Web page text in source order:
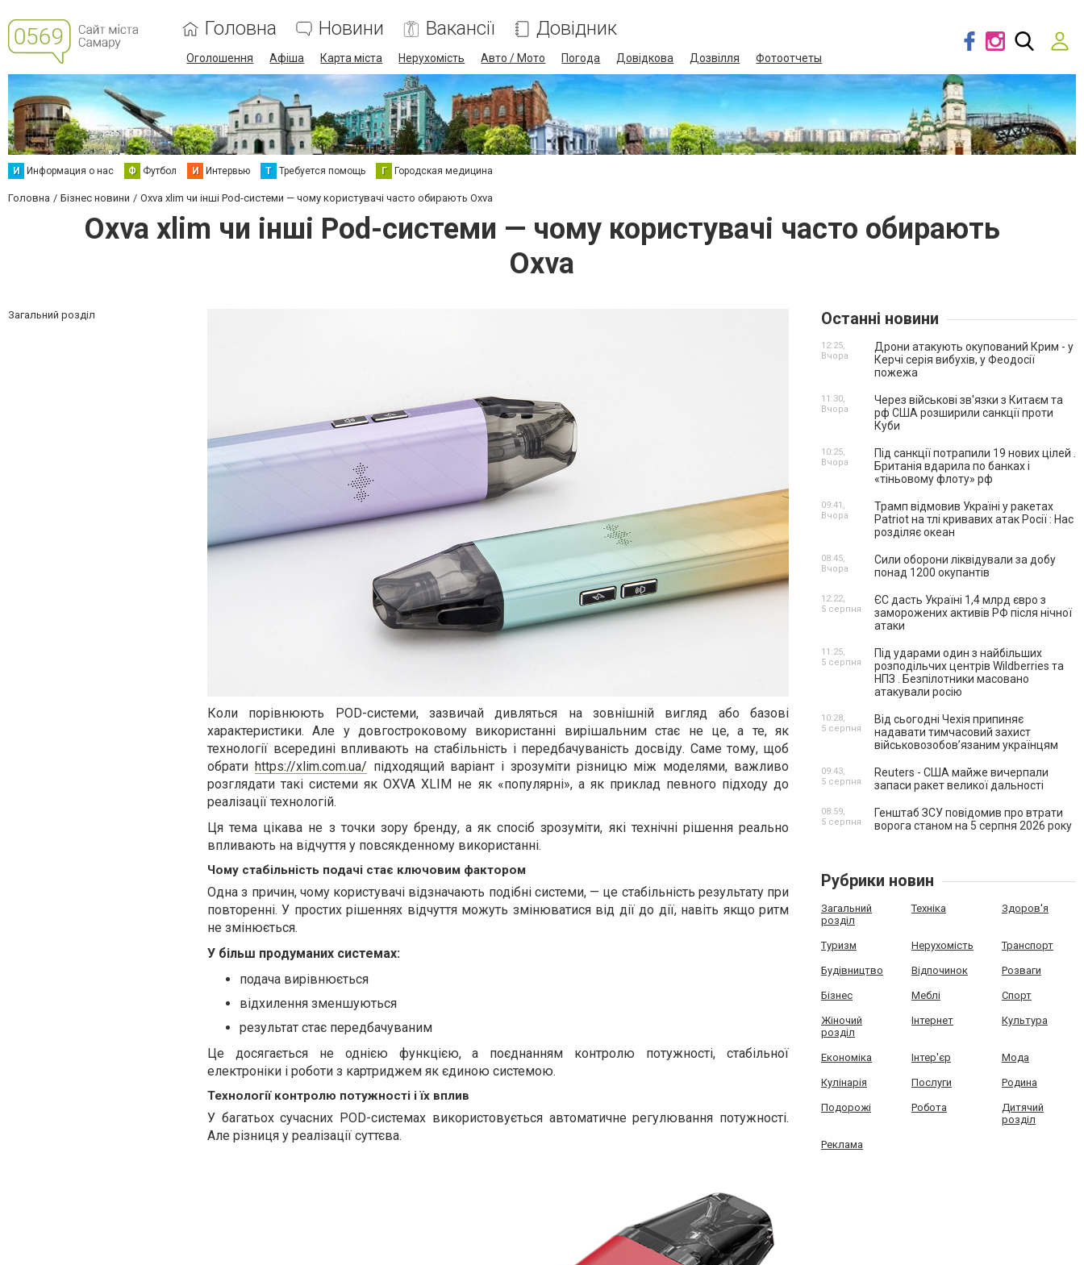
Головна Новини Вакансії Довідник
Оголошення Афіша Карта міста Нерухомість Авто / Мото Погода Довідкова Дозвілля Фотоотчеты
И Информация о нас Ф Футбол И Интервью Т Требуется помощь Г Городская медицина
Головна Бізнес новини Oxva xlim чи інші Pod-системи — чому користувачі часто обирають Oxva
Oxva xlim чи інші Pod-системи — чому користувачі часто обирають
Oxva
Загальний розділ
Коли порівнюють POD-системи, зазвичай дивляться на зовнішній вигляд або базові
характеристики. Але у довгостроковому використанні вирішальним стає не це, а те, як
технології всередині впливають на стабільність і передбачуваність досвіду. Саме тому, щоб
обрати https://xlim.com.ua/ підходящий варіант і зрозуміти різницю між моделями, важливо
розглядати такі системи як OXVA XLIM не як «популярні», а як приклад певного підходу до
реалізації технологій.
Ця тема цікава не з точки зору бренду, а як спосіб зрозуміти, які технічні рішення реально
впливають на відчуття у повсякденному використанні.
Чому стабільність подачі стає ключовим фактором
Одна з причин, чому користувачі відзначають подібні системи, — це стабільність результату при
повторенні. У простих рішеннях відчуття можуть змінюватися від дії до дії, навіть якщо ритм
не змінюється.
У більш продуманих системах:
подача вирівнюється
відхилення зменшуються
результат стає передбачуваним
Це досягається не однією функцією, а поєднанням контролю потужності, стабільної
електроніки і роботи з картриджем як єдиною системою.
Технології контролю потужності і їх вплив
У багатьох сучасних POD-системах використовується автоматичне регулювання потужності.
Але різниця у реалізації суттєва.
Останні новини
Дрони атакують окупований Крим - у
Керчі серія вибухів, у Феодосії
пожежа
12:25,
Вчора
Через військові зв'язки з Китаєм та
рф США розширили санкції проти
Куби
11:30,
Вчора
Під санкції потрапили 19 нових цілей .
Британія вдарила по банках і
«тіньовому флоту» рф
10:25,
Вчора
Трамп відмовив Україні у ракетах
Patriot на тлі кривавих атак Росії : Нас
розділяє океан
09:41,
Вчора
Сили оборони ліквідували за добу
понад 1200 окупантів
08:45,
Вчора
ЄС дасть Україні 1,4 млрд євро з
заморожених активів РФ після нічної
атаки
12:22,
5 серпня
Під ударами один з найбільших
розподільчих центрів Wildberries та
НПЗ . Безпілотники масовано
атакували росію
11:25,
5 серпня
Від сьогодні Чехія припиняє
надавати тимчасовий захист
військовозобов’язаним українцям
10:28,
5 серпня
Reuters - США майже вичерпали
запаси ракет великої дальності
09:43,
5 серпня
Генштаб ЗСУ повідомив про втрати
ворога станом на 5 серпня 2026 року
08:59,
5 серпня
Рубрики новин
Загальний
розділ
Техніка Здоров'я
Туризм Нерухомість Транспорт
Будівництво Відпочинок Розваги
Бізнес Меблі Спорт
Жіночий
розділ
Інтернет Культура
Економіка Інтер'єр Мода
Кулінарія Послуги Родина
Подорожі Робота
Дитячий
розділ
Реклама